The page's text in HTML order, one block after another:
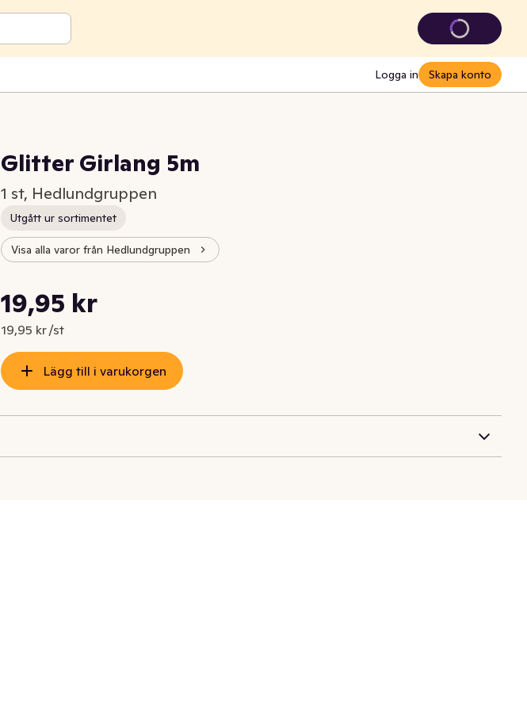
Logga in Skapa konto
Glitter Girlang 5m
1 st, Hedlundgruppen
Utgått ur sortimentet
Visa alla varor från Hedlundgruppen
Nuvarande pris är: 19,95 kr
19,95 kr
19,95 kr /st
Styckpris: 19,95 kr /st
Lägg till i varukorgen